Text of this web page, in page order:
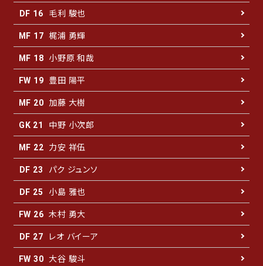
DF 16 毛利 駿也
MF 17 梶浦 勇輝
MF 18 小野原 和哉
FW 19 豊田 陽平
MF 20 加藤 大樹
GK 21 中野 小次郎
MF 22 力安 祥伍
DF 23 パク ジュンソ
DF 25 小島 雅也
FW 26 木村 勇大
DF 27 レオ バイーア
FW 30 大谷 駿斗